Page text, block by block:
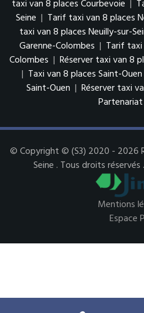
taxi van 8 places Courbevoie |
Seine | Tarif taxi van 8 places
taxi van 8 places Neuilly-sur-
Garenne-Colombes | Tarif taxi
Colombes | Réserver taxi van 8
| Taxi van 8 places Saint-Ouen
Saint-Ouen | Réserver taxi
© Copyright © (S3) 2020 - 2026
Seine . Tous droits
Mentions
Espace